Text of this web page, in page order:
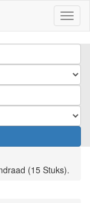
(15 Stuks).